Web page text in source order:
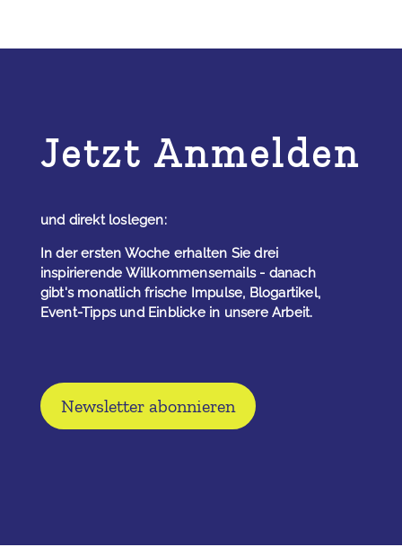
Jetzt Anmelden
und direkt loslegen:
In der ersten Woche erhalten Sie drei
inspirierende Willkommensemails - danach
gibt's monatlich frische Impulse, Blogartikel,
Event-Tipps und Einblicke in unsere Arbeit.
Newsletter abonnieren